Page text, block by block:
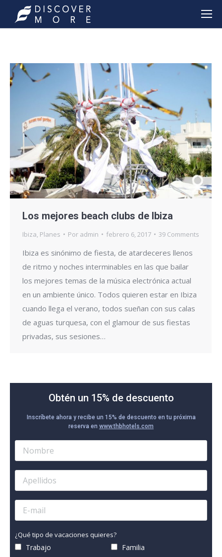
Los mejores beach clubs de Ibiza
Ibiza Planes Por admin febrero 6, 2017 39 Comments
Ibiza es sinónimo de fiesta, de atardeceres llenos
de ritmo y noches interminables en las que bailar
los mejores temas de la música electrónica actual
en un ambiente único. Todos quieren estar en Ibiza
cuando llega el verano, todos sueñan con sus calas
de aguas turquesa, con el glamour de sus fiestas
privadas, sus sesiones…
Obtén un 15% de descuento
Inscríbete ahora y recibe un 15% de descuento en tu próxima
reserva en www.thbhotels.com
¿Qué tipo de vacaciones quieres?
Trabajo
Familia